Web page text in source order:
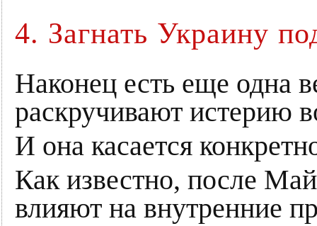
4. Загнать Украину
Наконец есть еще одна
раскручивают истерию
И она касается
Как известно, после
влияют на внутренние